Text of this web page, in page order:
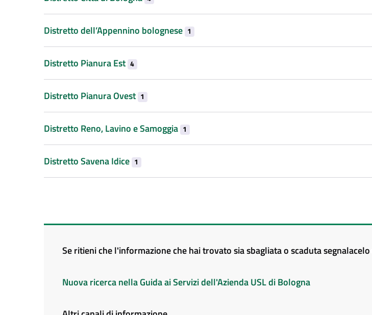
Distretto dell’Appennino bolognese 1
Distretto Pianura Est 4
Distretto Pianura Ovest 1
Distretto Reno, Lavino e Samoggia 1
Distretto Savena Idice 1
Se ritieni che l'informazione che hai trovato sia sbagliata o scaduta segnalacelo
Nuova ricerca nella Guida ai Servizi dell'Azienda USL di Bologna